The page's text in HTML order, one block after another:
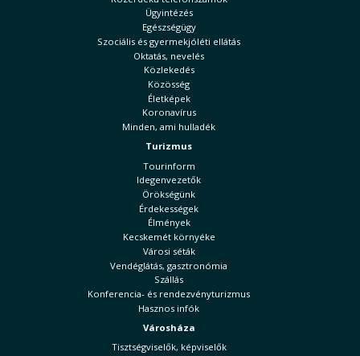
Ügyintézés
Egészségügy
Szociális és gyermekjóléti ellátás
Oktatás, nevelés
Közlekedés
Közösség
Életképek
Koronavírus
Minden, ami hulladék
Turizmus
Tourinform
Idegenvezetők
Örökségünk
Érdekességek
Élmények
Kecskemét környéke
Városi séták
Vendéglátás, gasztronómia
Szállás
Konferencia- és rendezvényturizmus
Hasznos infók
Városháza
Tisztségviselők, képviselők